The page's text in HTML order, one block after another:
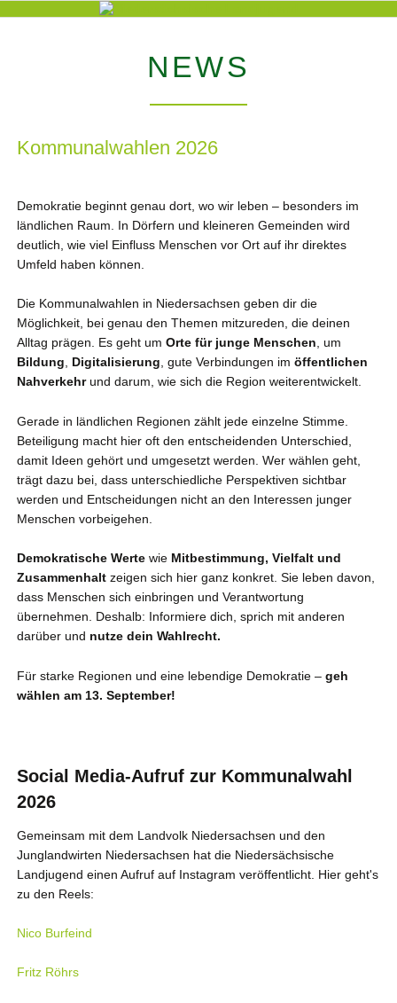
NEWS
Kommunalwahlen 2026
Demokratie beginnt genau dort, wo wir leben – besonders im
ländlichen Raum. In Dörfern und kleineren Gemeinden wird
deutlich, wie viel Einfluss Menschen vor Ort auf ihr direktes
Umfeld haben können.
Die Kommunalwahlen in Niedersachsen geben dir die
Möglichkeit, bei genau den Themen mitzureden, die deinen
Alltag prägen. Es geht um Orte für junge Menschen, um
Bildung, Digitalisierung, gute Verbindungen im öffentlichen
Nahverkehrund darum, wie sich die Region weiterentwickelt.
Gerade in ländlichen Regionen zählt jede einzelne Stimme.
Beteiligung macht hier oft den entscheidenden Unterschied,
damit Ideen gehört und umgesetzt werden. Wer wählen geht,
trägt dazu bei, dass unterschiedliche Perspektiven sichtbar
werden und Entscheidungen nicht an den Interessen junger
Menschen vorbeigehen.
Demokratische Wertewie Mitbestimmung, Vielfalt und
Zusammenhaltzeigen sich hier ganz konkret. Sie leben davon,
dass Menschen sich einbringen und Verantwortung
übernehmen. Deshalb: Informiere dich, sprich mit anderen
darüber und nutze dein Wahlrecht.
Für starke Regionen und eine lebendige Demokratie – geh
wählen am 13. September!
Social Media-Aufruf zur Kommunalwahl
2026
Gemeinsam mit dem Landvolk Niedersachsen und den
Junglandwirten Niedersachsen hat die Niedersächsische
Landjugend einen Aufruf auf Instagram veröffentlicht. Hier geht's
zu den Reels:
Nico Burfeind
Fritz Röhrs